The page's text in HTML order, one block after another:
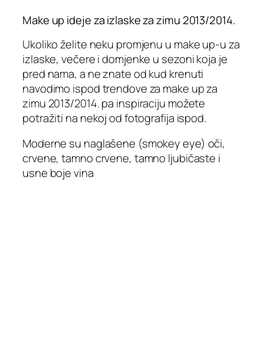
Make up ideje za izlaske za zimu 2013/2014.
Ukoliko želite neku promjenu u make up-u za
izlaske, večere i domjenke u sezoni koja je
pred nama, a ne znate od kud krenuti
navodimo ispod trendove za make up za
zimu 2013/2014. pa inspiraciju možete
potražiti na nekoj od fotografija ispod.
Moderne su naglašene (smokey eye) oči,
crvene, tamno crvene, tamno ljubičaste i
usne boje vina